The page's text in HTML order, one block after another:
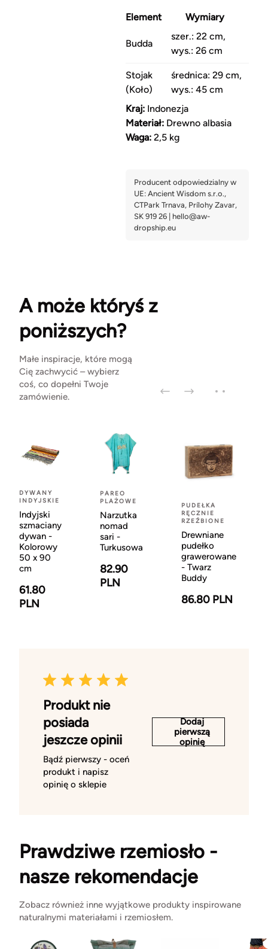
Element Wymiary
Budda
szer.: 22 cm,
wys.: 26 cm
Stojak
(Koło)
średnica: 29 cm,
wys.: 45 cm
Kraj:Indonezja
Materiał:Drewno albasia
Waga:2,5 kg
A może któryś z
poniższych?
Małe inspiracje, które mogą
Cię zachwycić – wybierz
coś, co dopełni Twoje
zamówienie.
DYWANY
INDYJSKIE
Indyjski
szmaciany
dywan -
Kolorowy
50 x 90
cm
61.80
PLN
PAREO
PLAŻOWE
Narzutka
nomad
sari -
Turkusowa
82.90
PLN
PUDEŁKA
RĘCZNIE
RZEŹBIONE
Drewniane
pudełko
grawerowane
- Twarz
Buddy
86.80 PLN
Produkt nie
posiada
jeszcze opinii
Bądź pierwszy - oceń
produkt i napisz
opinię o sklepie
Dodaj
pierwszą
opinię
Prawdziwe rzemiosło -
nasze rekomendacje
Zobacz również inne wyjątkowe produkty inspirowane
naturalnymi materiałami i rzemiosłem.